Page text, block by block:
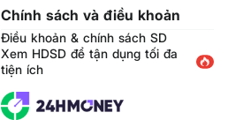
Chính sách và điều khoản
Điều khoản & chính sách SD
Xem HDSD để tận dụng tối đa
tiện ích